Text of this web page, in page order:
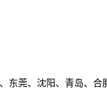
东莞、沈阳、青岛、合